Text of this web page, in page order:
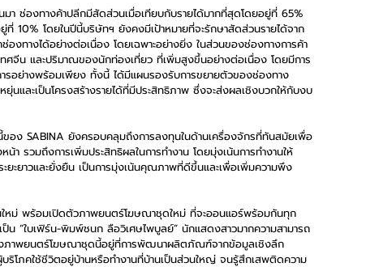
า ช่องทางค้าปลีกมีสัดส่วนเมื่อเทียบกับรายได้มากที่สุดโดยอยู่ที่ 65%
10% โดยในปีนี้บริษัทฯ ยังคงมีเป้าหมายที่จะรักษาสัดส่วนรายได้จาก
งทางได้อย่างต่อเนื่อง โดยเฉพาะอย่างยิ่ง ในส่วนของช่องทางการค้า
ศจีน และปริมาณของนักท่องเที่ยว ที่เพิ่มสูงขึ้นอย่างต่อเนื่อง โดยมีการ
รอย่างพร้อมเพียง ทั้งนี้ ได้มีแผนรองรับการขยายตัวของช่องทาง
นและเป็นโครงสร้างรายได้ที่มีประสิทธิภาพ ซึ่งจะส่งผลเชิงบวกให้กับงบ
อง SABINA ยังครอบคลุมถึงการลงทุนในด้านเครื่องจักรที่ทันสมัยเพื่อ
า รวมถึงการเพิ่มประสิทธิผลในการทำงาน โดยมุ่งเน้นการทำงานให้
ะยาวและยั่งยืน เป็นการมุ่งเน้นคุณภาพที่ดีขึ้นและเพื่อเพิ่มความพึง
ใหม่ พร้อมเปิดตัวภาพยนตร์โฆษณาชุดใหม่ ที่จะออนแอร์พร้อมกันทุก
“ใบเฟิร์น-พิมพ์ชนก ลือวิเศษไพบูลย์” นักแสดงสาวมากความสามารถ
ภาพยนตร์โฆษณาชุดนี้อยู่ที่การพัฒนาผลิตภัณฑ์จากข้อมูลเชิงลึก
ภคใช้ชีวิตอยู่บ้านหรือทำงานที่บ้านเป็นส่วนใหญ่ จนรู้สึกเสพติดความ